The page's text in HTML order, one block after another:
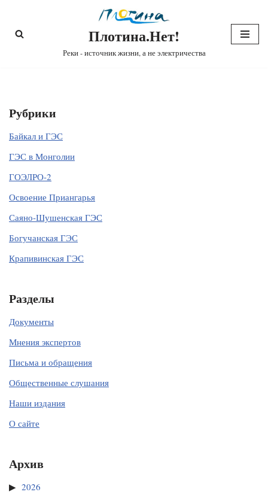
Перейти
Плотина.Нет!
Реки - источник жизни, а не электричества
Рубрики
Байкал и ГЭС
ГЭС в Монголии
ГОЭЛРО-2
Освоение Приангарья
Саяно-Шушенская ГЭС
Богучанская ГЭС
Крапивинская ГЭС
Разделы
Документы
Мнения экспертов
Письма и обращения
Общественные слушания
Наши издания
О сайте
Архив
2026